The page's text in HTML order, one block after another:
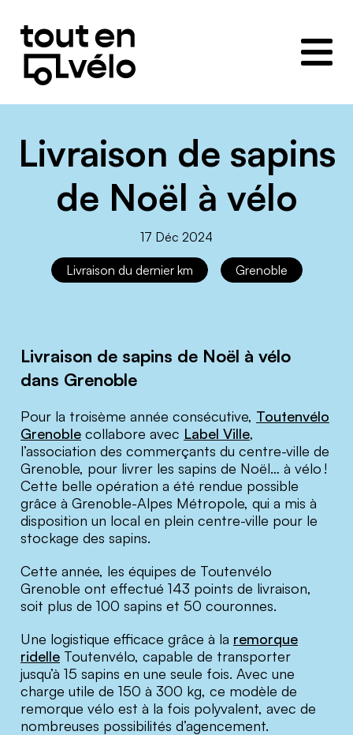
Toutenvélo
–
Coopératives
cyclologistique
Livraison de sapins
de Noël à vélo
17 Déc 2024
Livraison du dernier km Grenoble
Livraison de sapins de Noël à vélo
dans Grenoble
Pour la troisème année consécutive, Toutenvélo
Grenoble collabore avec Label Ville,
l’association des commerçants du centre-ville de
Grenoble, pour livrer les sapins de Noël… à vélo !
Cette belle opération a été rendue possible
grâce à Grenoble-Alpes Métropole, qui a mis à
disposition un local en plein centre-ville pour le
stockage des sapins.
Cette année, les équipes de Toutenvélo
Grenoble ont effectué 143 points de livraison,
soit plus de 100 sapins et 50 couronnes.
Une logistique efficace grâce à la remorque
ridelle Toutenvélo, capable de transporter
jusqu’à 15 sapins en une seule fois. Avec une
charge utile de 150 à 300 kg, ce modèle de
remorque vélo est à la fois polyvalent, avec de
nombreuses possibilités d’agencement.